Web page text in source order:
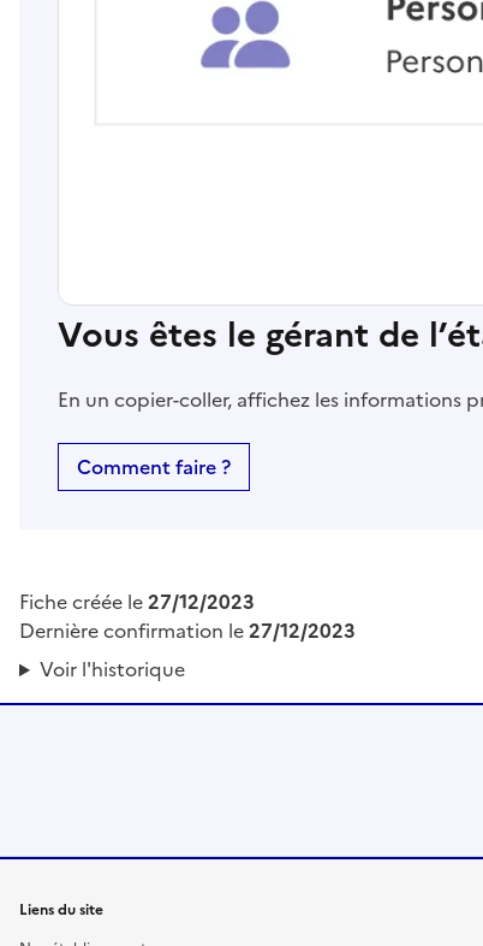
Vous êtes le gérant de
En un copier-coller, affichez les informations
Comment faire ?
Fiche créée le27/12/2023
Dernière confirmation le27/12/2023
Voir l'historique
Liens du site